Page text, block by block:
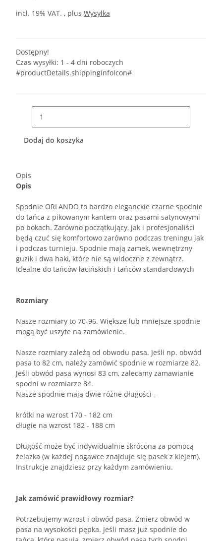
incl. 19% VAT. , plus Wysyłka
Dostępny!
Czas wysyłki: 1 - 4 dni roboczych
#productDetails.shippingInfoIcon#
Dodaj do koszyka
Opis
Opis
Spodnie ORLANDO to bardzo eleganckie czarne spodnie
do tańca z pikowanym kantem oraz pasami satynowymi
po bokach. Zarówno początkujący, jak i profesjonaliści
będą czuć się komfortowo zarówno podczas treningu jak
i podczas turnieju. Spodnie mają zamek, wewnętrzny
guzik i dwa haki, które nie są widoczne z zewnątrz.
Idealne do tańców łacińskich i tańców standardowych
Rozmiary
Nasze rozmiary to 70-96. Większe lub mniejsze spodnie
mogą być uszyte na zamówienie.
Nasze rozmiary zależą od obwodu pasa. Jeśli np. obwód
pasa to 82 cm, należy zamówić spodnie w rozmiarze 82.
Jeśli obwód pasa wynosi 83 cm, zalecamy zamawianie
spodni w rozmiarze 84.
Nasze spodnie mają dwie różne długości -
krótki na wzrost 170 - 182 cm
długie na wzrost 182 - 188 cm
Długość może być indywidualnie skrócona za pomocą
żelazka (w każdej nogawce znajduje się pasek z klejem).
Instrukcje znajdziesz przy każdym zamówieniu.
Jak zamówić prawidłowy rozmiar?
Potrzebujemy wzrost i obwód pasa. Zmierz obwód w
pasa na wysokości pępka. Jeśli masz już spodnie do